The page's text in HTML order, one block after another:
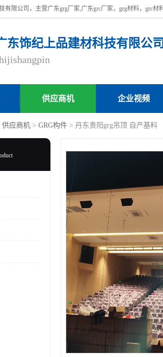
东饰纪上品建材科技有限公司
供应商机 企业视频
供应商机 > GRG构件 > 丹东贵阳grg吊顶 自产基料